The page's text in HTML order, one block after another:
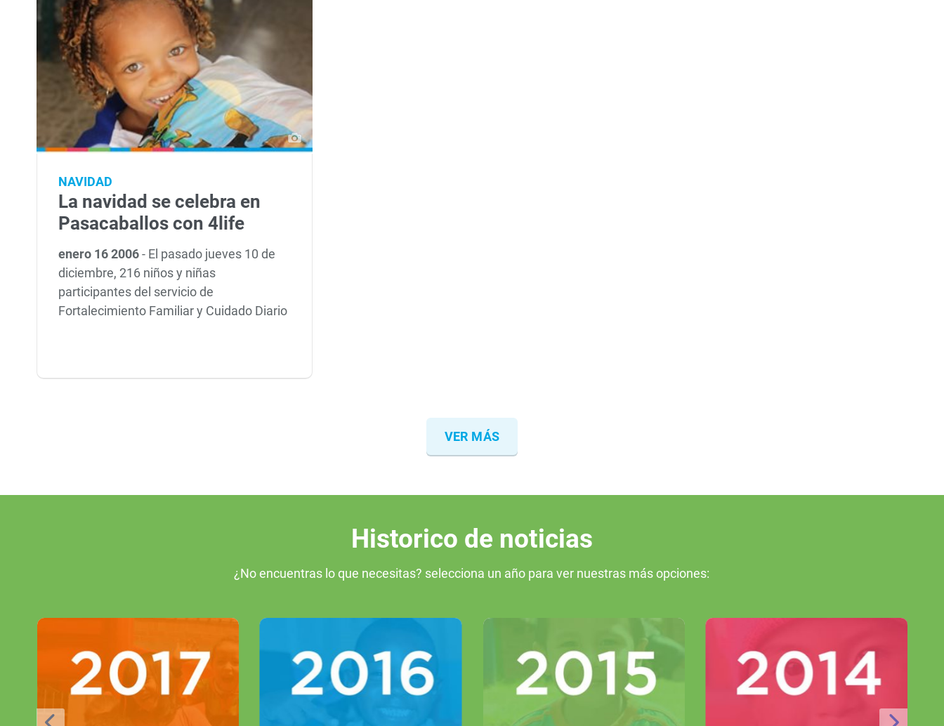
NAVIDAD
La navidad se celebra en
Pasacaballos con 4life
enero 16 2006- El pasado jueves 10 de
diciembre, 216 niños y niñas
participantes del servicio de
Fortalecimiento Familiar y Cuidado Diario
VER MÁS
Historico de noticias
¿No encuentras lo que necesitas? selecciona un año para ver nuestras más opciones: